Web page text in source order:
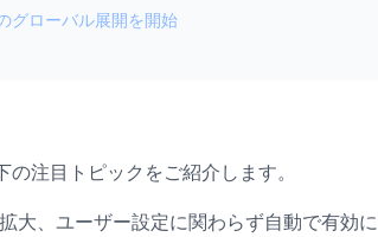
グローバル展開を開始
注目トピックをご紹介します。
、ユーザー設定に関わらず自動で有効に